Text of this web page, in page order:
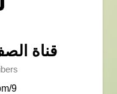
قناة
9